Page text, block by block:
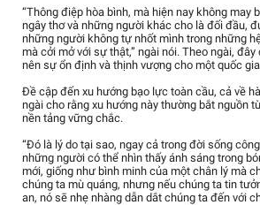
“Thông điệp hòa bình, mà hiện nay không may
ngây thơ và những người khác cho là đối đầu,
những người không tự nhốt mình trong những
mà cởi mở với sự thật,” ngài nói. Theo ngài,
nên sự ổn định và thịnh vượng cho một quốc
Đề cập đến xu hướng bạo lực toàn cầu, cả về
ngài cho rằng xu hướng này thường bắt nguồn
nền tảng vững chắc.
“Đó là lý do tại sao, ngay cả trong đời sống
những người có thể nhìn thấy ánh sáng trong
mới, giống như bình minh của một chân lý mà
chúng ta mù quáng, nhưng nếu chúng ta tin
an, nó sẽ nhẹ nhàng dẫn dắt chúng ta đến với